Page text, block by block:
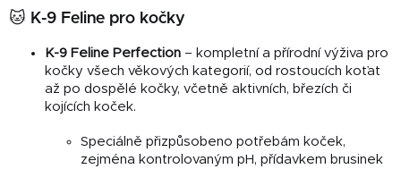
🐱 K-9 Feline pro kočky
K-9 Feline Perfection – kompletní a přírodní výživa pro
kočky všech věkových kategorií, od rostoucích koťat
až po dospělé kočky, včetně aktivních, březích či
kojících koček.
Speciálně přizpůsobeno potřebám koček,
zejména kontrolovaným pH, přídavkem brusinek